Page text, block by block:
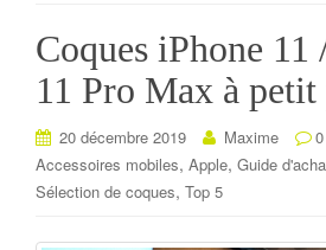
Coques iPhone 11
11 Pro Max à
20 décembre 2019 Maxime
Accessoires mobiles, Apple, Guide
Sélection de coques, Top 5